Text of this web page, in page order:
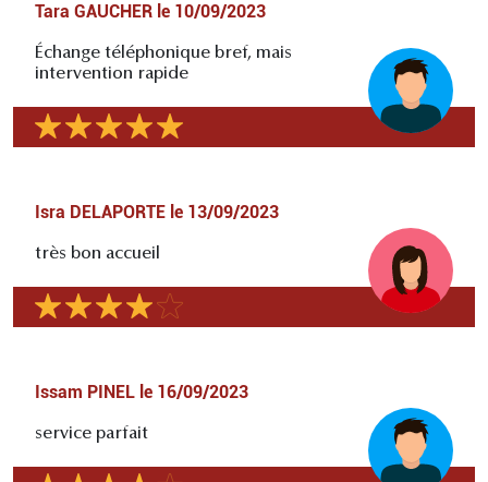
Tara GAUCHER le 10/09/2023
Échange téléphonique bref, mais
intervention rapide
Isra DELAPORTE le 13/09/2023
très bon accueil
Issam PINEL le 16/09/2023
service parfait